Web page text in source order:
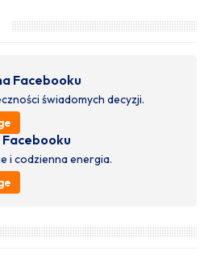
Facebooku
świadomych decyzji.
i codzienna energia.